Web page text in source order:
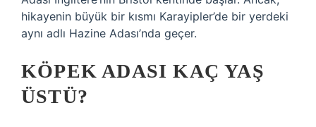
hikayenin büyük bir kısmı Karayipler’de bir yerdeki
aynı adlı Hazine Adası’nda geçer.
KÖPEK ADASI KAÇ YAŞ
ÜSTÜ?